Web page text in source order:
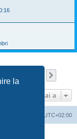
la
Vai a
UTC+02:00
Limited